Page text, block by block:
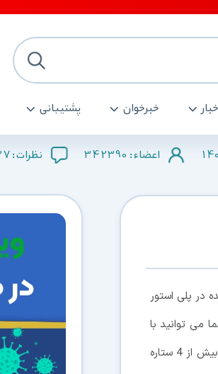
خبرخوان پشتیبانی
اعضاء : 342390 نظرات :
در پلی استور
می توانید با
نوشتن یک کلمه، نتایج مربوط به آن را مشاهده نمایید و سپس در صورت تمایل مواردی را برگزینید که بیش از 4 ستاره